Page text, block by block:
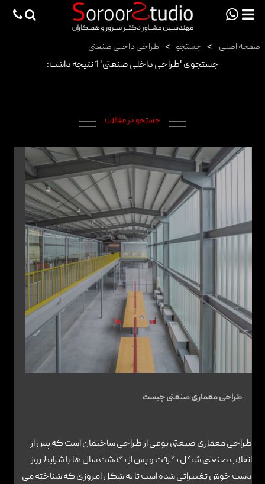
viewportchecker
×
خدمات
ثبت سفارش طراحی آنلاین
صفحه اصلی > جستجو > طراحی داخلی صنعتی
جستجوی 'طراحی داخلی صنعتی' 1 نتیجه داشت:
جستجو در مقالات
طراحی معماری صنعتی چیست
طراحی معماری صنعتی نوعی از طراحی ساختمان است که پس از
انقلاب صنعتی شکل گرفت و پس از گذشت سال ها با شرایط روز
دست خوش تغییراتی شده است تا به شکل امروزی که شناخته می